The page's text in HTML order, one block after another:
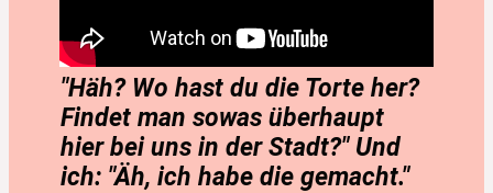
"Häh? Wo hast du die Torte her?
Findet man sowas überhaupt
hier bei uns in der Stadt?" Und
ich: "Äh, ich habe die gemacht."